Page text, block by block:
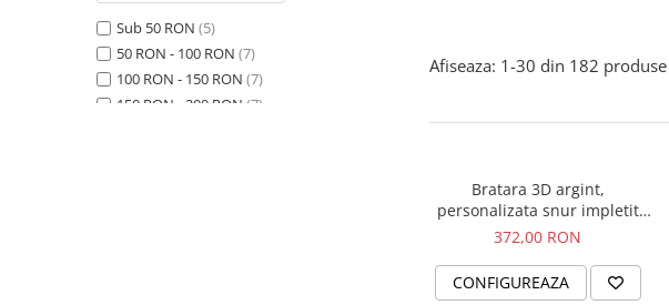
Sub 50 RON (5)
50 RON - 100 RON (7)
100 RON - 150 RON (7)
150 RON - 200 RON (7)
Afiseaza: 1-30 din 182 produse
Bratara 3D argint,
personalizata snur impletit
piele naturala - Sa nu uiti...
372,00 RON
CONFIGUREAZA